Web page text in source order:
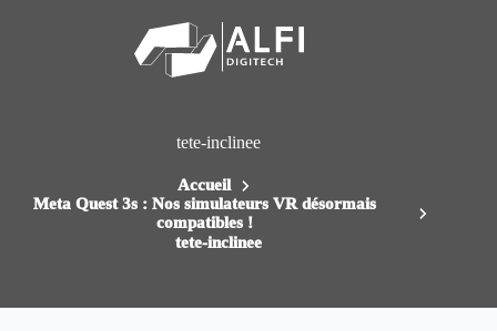
tete-inclinee
Accueil
Meta Quest 3s : Nos simulateurs VR désormais
compatibles !
tete-inclinee